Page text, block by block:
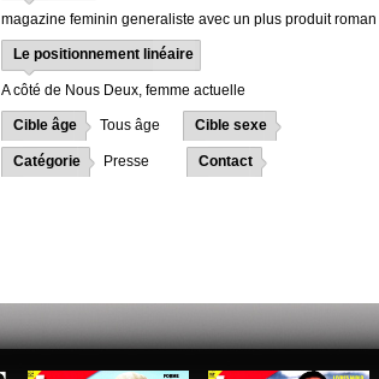
magazine feminin generaliste avec un plus produit roman
Le positionnement linéaire
A côté de Nous Deux, femme actuelle
Cible âge Tous âge Cible sexe
Catégorie Presse Contact